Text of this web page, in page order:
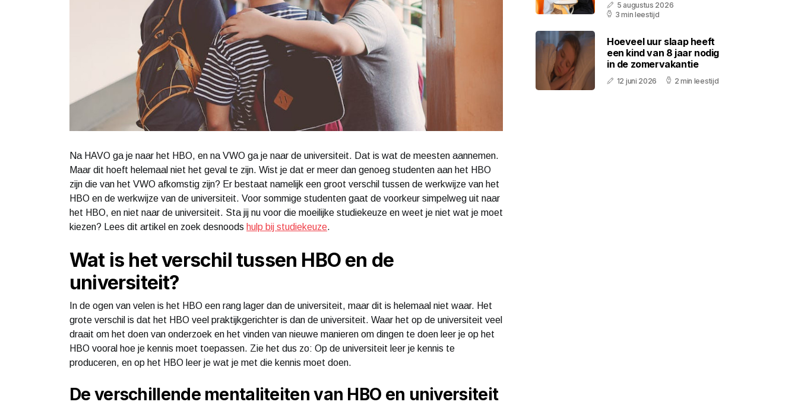
Na HAVO ga je naar het HBO, en na VWO ga je naar de universiteit. Dat is wat de meesten aannemen.
Maar dit hoeft helemaal niet het geval te zijn. Wist je dat er meer dan genoeg studenten aan het HBO
zijn die van het VWO afkomstig zijn? Er bestaat namelijk een groot verschil tussen de werkwijze van het
HBO en de werkwijze van de universiteit. Voor sommige studenten gaat de voorkeur simpelweg uit naar
het HBO, en niet naar de universiteit. Sta jij nu voor die moeilijke studiekeuze en weet je niet wat je moet
kiezen? Lees dit artikel en zoek desnoods hulp bij studiekeuze.
Wat is het verschil tussen HBO en de
universiteit?
In de ogen van velen is het HBO een rang lager dan de universiteit, maar dit is helemaal niet waar. Het
grote verschil is dat het HBO veel praktijkgerichter is dan de universiteit. Waar het op de universiteit veel
draait om het doen van onderzoek en het vinden van nieuwe manieren om dingen te doen leer je op het
HBO vooral hoe je kennis moet toepassen. Zie het dus zo: Op de universiteit leer je kennis te
produceren, en op het HBO leer je wat je met die kennis moet doen.
De verschillende mentaliteiten van HBO en universiteit
5 augustus 2026
3 min leestijd
Hoeveel uur slaap heeft
een kind van 8 jaar nodig
in de zomervakantie
12 juni 2026 2 min leestijd